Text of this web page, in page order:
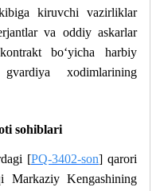
kiruvchi vazirliklar
va oddiy askarlar
bo‘yicha harbiy
xodimlarining
sohiblari
[PQ-3402-son] qarori
Markaziy Kengashining